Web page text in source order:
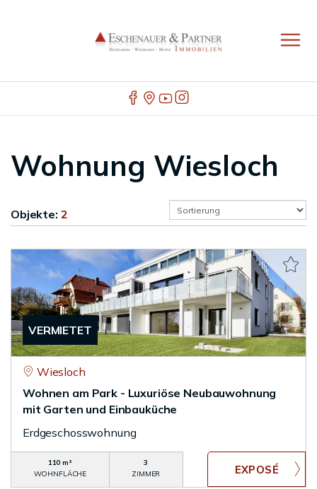
Wohnung Wiesloch
Objekte: 2
VERMIETET
Wiesloch
Wohnen am Park - Luxuriöse Neubauwohnung
mit Garten und Einbauküche
Erdgeschosswohnung
110 m²
WOHNFLÄCHE
3
ZIMMER